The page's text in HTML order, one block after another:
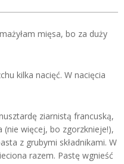
mięsa, bo za duży
kilka nacięć. W nacięcia
ziarnistą francuską,
więcej, bo zgorzknieje!),
z grubymi składnikami. W
razem. Pastę wgnieść